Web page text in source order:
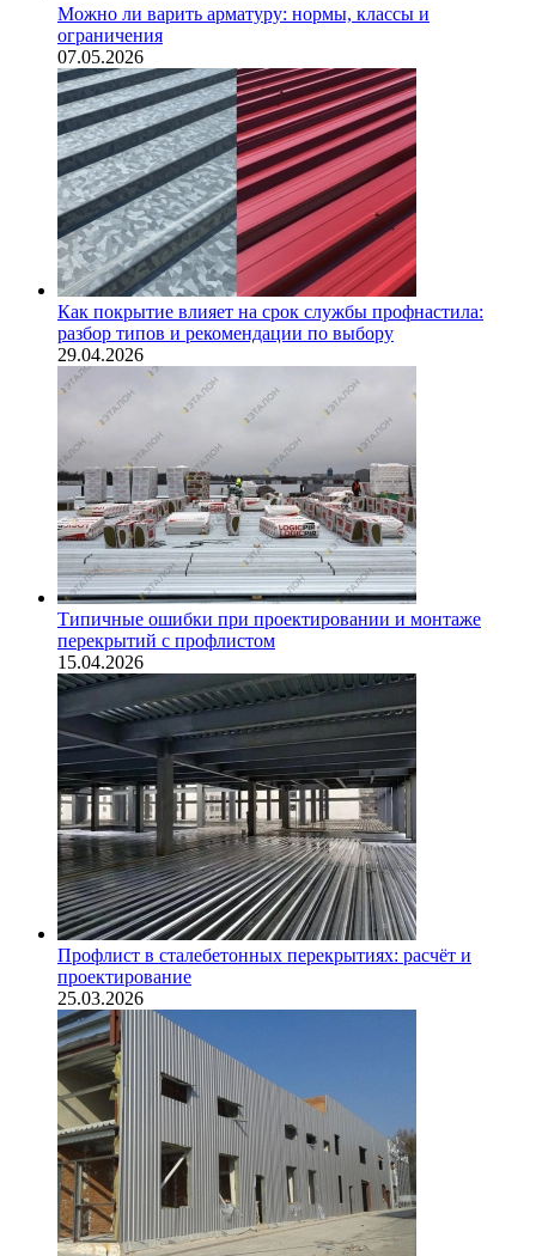
Можно ли варить арматуру: нормы, классы и
ограничения
07.05.2026
Как покрытие влияет на срок службы профнастила:
разбор типов и рекомендации по выбору
29.04.2026
Типичные ошибки при проектировании и монтаже
перекрытий с профлистом
15.04.2026
Профлист в сталебетонных перекрытиях: расчёт и
проектирование
25.03.2026